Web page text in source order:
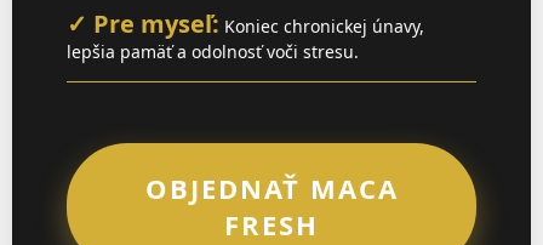
— Peter Faltus
"Hodnotenie: 100 %.
Objednávam si u vás
pravidelne. Naposledy som
✓ Pre myseľ: Koniec chronickej únavy,
lepšia pamäť a odolnosť voči stresu.
OBJEDNAŤ MACA
FRESH